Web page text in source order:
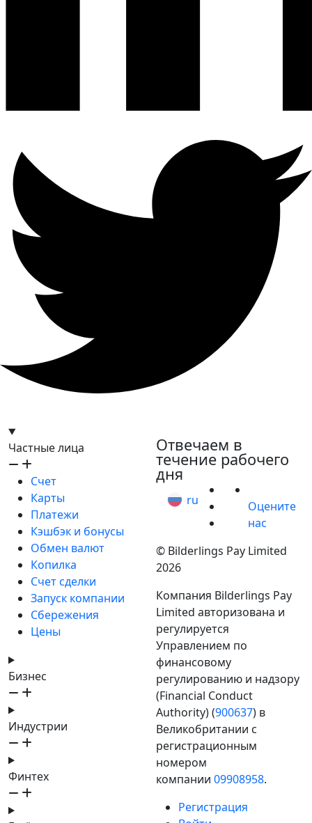
Частные лица
Счет
Карты
Платежи
Кэшбэк и бонусы
Обмен валют
Копилка
Счет сделки
Запуск компании
Сбережения
Цены
Бизнес
Индустрии
Финтех
Отвечаем в
течение рабочего
дня
ru
Оцените
нас
© Bilderlings Pay Limited
2026
Компания Bilderlings Pay
Limited авторизована и
регулируется
Управлением по
финансовому
регулированию и надзору
(Financial Conduct
Authority) (900637) в
Великобритании с
регистрационным
номером
компании 09908958.
Регистрация